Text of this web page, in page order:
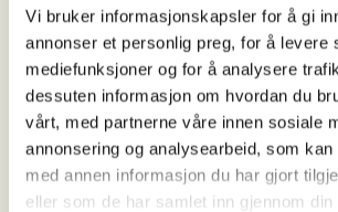
Vi bruker informasjonskapsler for å gi
annonser et personlig preg, for å levere
mediefunksjoner og for å analysere
dessuten informasjon om hvordan du
vårt, med partnerne våre innen sosiale
annonsering og analysearbeid, som
med annen informasjon du har gjort
eller som de har samlet inn gjennom din
Midtre Gauldal
Tid
24. Oct 2026
Kl. 07.00 - 17.00